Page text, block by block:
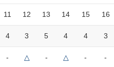
11 12 13 14 15 16
4 3 5 4 4 3
- △ - △ - -